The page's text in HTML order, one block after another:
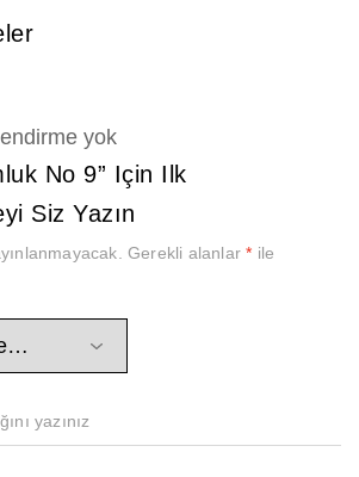
yok
No 9” Için Ilk
Siz Yazın
Gerekli alanlar* ile